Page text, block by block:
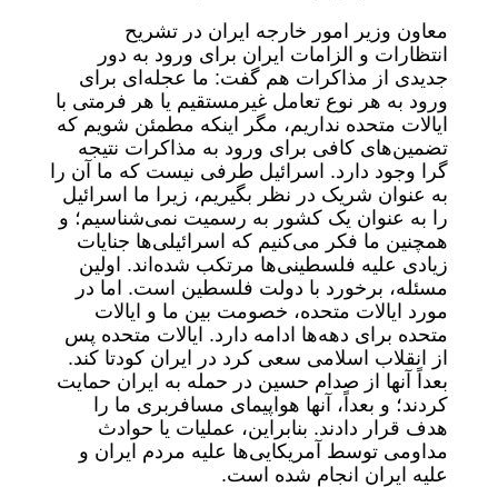
معاون وزیر امور خارجه ایران در تشریح
انتظارات و الزامات ایران برای ورود به دور
جدیدی از مذاکرات هم گفت: ما عجله‌ای برای
ورود به هر نوع تعامل غیرمستقیم یا هر فرمتی با
ایالات متحده نداریم، مگر اینکه مطمئن شویم که
تضمین‌های کافی برای ورود به مذاکرات نتیجه
گرا وجود دارد. اسرائیل طرفی نیست که ما آن را
به عنوان شریک در نظر بگیریم، زیرا ما اسرائیل
را به عنوان یک کشور به رسمیت نمی‌شناسیم؛ و
همچنین ما فکر می‌کنیم که اسرائیلی‌ها جنایات
زیادی علیه فلسطینی‌ها مرتکب شده‌اند. اولین
مسئله، برخورد با دولت فلسطین است. اما در
مورد ایالات متحده، خصومت بین ما و ایالات
متحده برای دهه‌ها ادامه دارد. ایالات متحده پس
از انقلاب اسلامی سعی کرد در ایران کودتا کند.
بعداً آنها از صدام حسین در حمله به ایران حمایت
کردند؛ و بعداً، آنها هواپیمای مسافربری ما را
هدف قرار دادند. بنابراین، عملیات یا حوادث
مداومی توسط آمریکایی‌ها علیه مردم ایران و
علیه ایران انجام شده است.